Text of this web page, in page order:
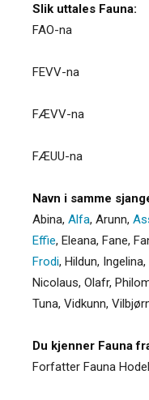
Slik uttales Fauna:
FAO-na
FEVV-na
FÆVV-na
FÆUU-na
Navn i samme
Abina, Alfa, Arunn,
Effie, Eleana, Fane,
Frodi, Hildun, Ingelina,
Nicolaus, Olafr,
Tuna, Vidkunn,
Du kjenner Fauna
Forfatter Fauna Hodel